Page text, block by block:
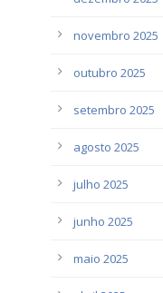
novembro 2025
outubro 2025
setembro 2025
agosto 2025
julho 2025
junho 2025
maio 2025